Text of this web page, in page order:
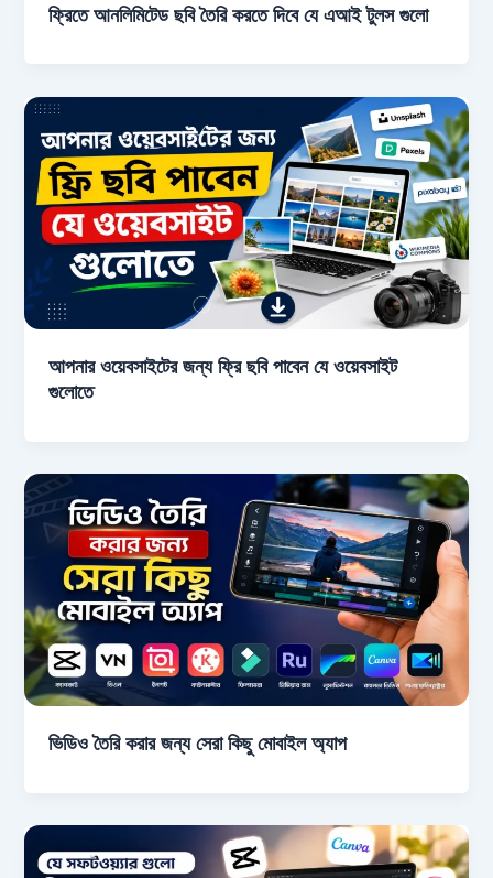
ফ্রিতে আনলিমিটেড ছবি তৈরি করতে দিবে যে এআই টুলস গুলো
আপনার ওয়েবসাইটের জন্য ফ্রি ছবি পাবেন যে ওয়েবসাইট
গুলোতে
ভিডিও তৈরি করার জন্য সেরা কিছু মোবাইল অ্যাপ